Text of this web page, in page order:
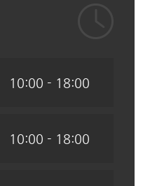
10:00 - 18:00
10:00 - 18:00